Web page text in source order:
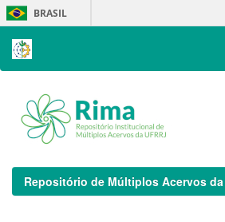
Skip
navigation
BRASIL
Repositório de Múltiplos Acervos da